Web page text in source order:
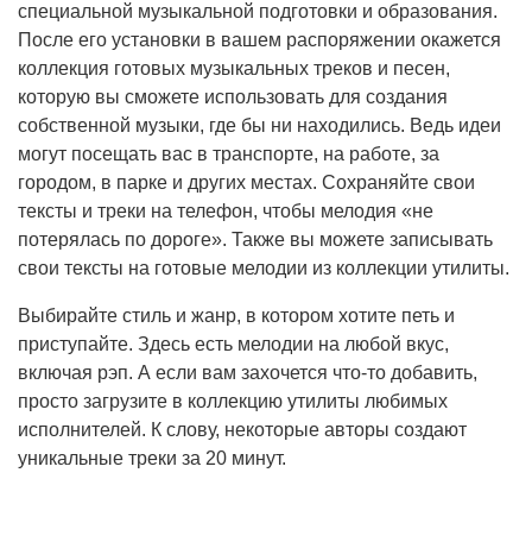
специальной музыкальной подготовки и образования.
После его установки в вашем распоряжении окажется
коллекция готовых музыкальных треков и песен,
которую вы сможете использовать для создания
собственной музыки, где бы ни находились. Ведь идеи
могут посещать вас в транспорте, на работе, за
городом, в парке и других местах. Сохраняйте свои
тексты и треки на телефон, чтобы мелодия «не
потерялась по дороге». Также вы можете записывать
свои тексты на готовые мелодии из коллекции утилиты.
Выбирайте стиль и жанр, в котором хотите петь и
приступайте. Здесь есть мелодии на любой вкус,
включая рэп. А если вам захочется что-то добавить,
просто загрузите в коллекцию утилиты любимых
исполнителей. К слову, некоторые авторы создают
уникальные треки за 20 минут.